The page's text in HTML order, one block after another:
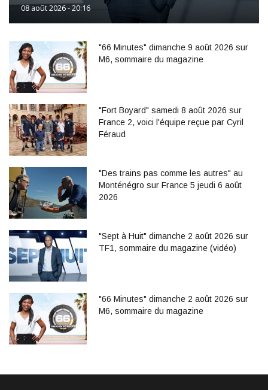
08 août 2026 - 20:16
"66 Minutes" dimanche 9 août 2026 sur
M6, sommaire du magazine
"Fort Boyard" samedi 8 août 2026 sur
France 2, voici l'équipe reçue par Cyril
Féraud
"Des trains pas comme les autres" au
Monténégro sur France 5 jeudi 6 août
2026
"Sept à Huit" dimanche 2 août 2026 sur
TF1, sommaire du magazine (vidéo)
"66 Minutes" dimanche 2 août 2026 sur
M6, sommaire du magazine